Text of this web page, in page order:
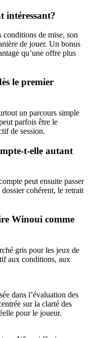
intéressant?
conditions de mise, son
de jouer. Un bonus
qu’une offre plus
le premier
un parcours simple
parfois être le
de session.
t-elle autant
peut ensuite passer
cohérent, le retrait
Winoui comme
gris pour les jeux de
aux conditions, aux
dans l’évaluation des
sur la clarté des
pour le joueur.